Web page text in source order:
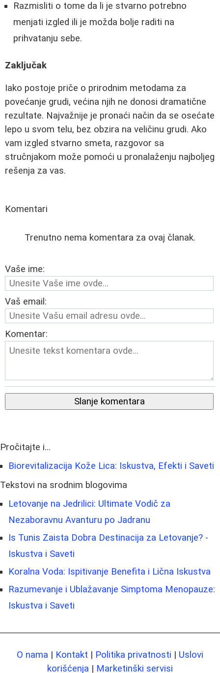
Razmisliti o tome da li je stvarno potrebno
menjati izgled ili je možda bolje raditi na
prihvatanju sebe.
Zaključak
Iako postoje priče o prirodnim metodama za
povećanje grudi, većina njih ne donosi dramatične
rezultate. Najvažnije je pronaći način da se osećate
lepo u svom telu, bez obzira na veličinu grudi. Ako
vam izgled stvarno smeta, razgovor sa
stručnjakom može pomoći u pronalaženju najboljeg
rešenja za vas.
Komentari
Trenutno nema komentara za ovaj članak.
Vaše ime:
Vaš email:
Komentar:
Slanje komentara
Pročitajte i...
Biorevitalizacija Kože Lica: Iskustva, Efekti i Saveti
Tekstovi na srodnim blogovima
Letovanje na Jedrilici: Ultimate Vodič za
Nezaboravnu Avanturu po Jadranu
Is Tunis Zaista Dobra Destinacija za Letovanje? -
Iskustva i Saveti
Koralna Voda: Ispitivanje Benefita i Lična Iskustva
Razumevanje i Ublažavanje Simptoma Menopauze:
Iskustva i Saveti
O nama | Kontakt | Politika privatnosti | Uslovi
korišćenja | Marketinški servisi